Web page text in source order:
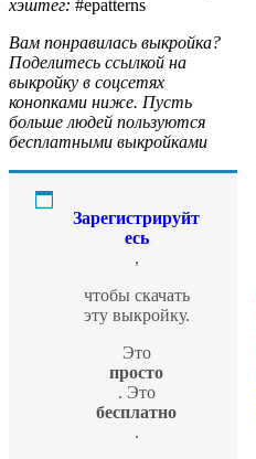
хэштег: #epatterns
Вам понравилась выкройка?
Поделитесь ссылкой на
выкройку в соцсетях
конопками ниже. Пусть
больше людей пользуются
бесплатными выкройками
Зарегистрируйт
есь
,
чтобы скачать
эту выкройку.
Это
просто
. Это
бесплатно
.